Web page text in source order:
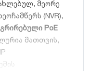
მეორე
(NVR),
PoE
მათთვის,